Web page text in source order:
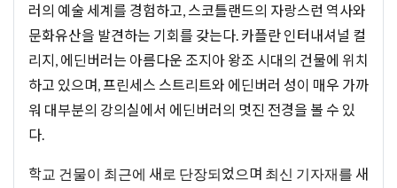
러의 예술 세계를 경험하고, 스코틀랜드의 자랑스런 역사와
문화유산을 발견하는 기회를 갖는다. 카플란 인터내셔널 컬
리지, 에딘버러는 아름다운 조지아 왕조 시대의 건물에 위치
하고 있으며, 프린세스 스트리트와 에딘버러 성이 매우 가까
워 대부분의 강의실에서 에딘버러의 멋진 전경을 볼 수 있
다.
학교 건물이 최근에 새로 단장되었으며 최신 기자재를 새